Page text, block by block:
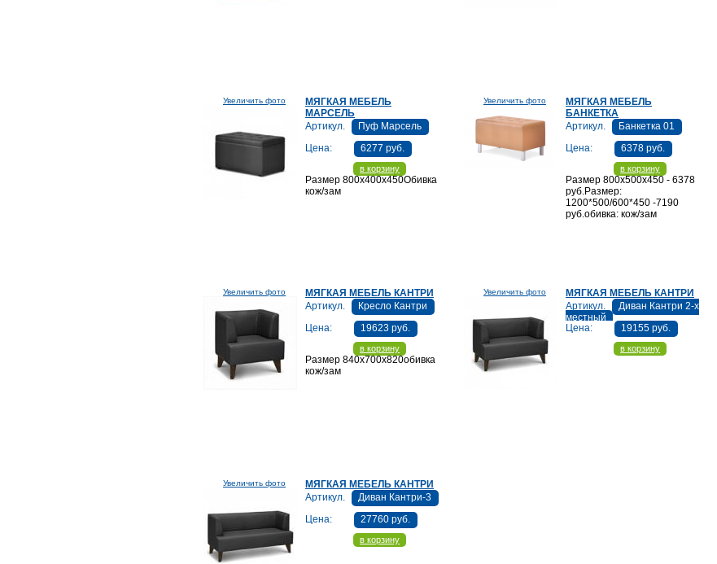
Увеличить фото
МЯГКАЯ МЕБЕЛЬ
МАРСЕЛЬ
Артикул.
Пуф Марсель
Цена:
6277 руб.
в корзину
Размер 800х400х450Обивка
кож/зам
Увеличить фото
МЯГКАЯ МЕБЕЛЬ
БАНКЕТКА
Артикул.
Банкетка 01
Цена:
6378 руб.
в корзину
Размер 800х500х450 - 6378
руб.Размер:
1200*500/600*450 -7190
руб.обивка: кож/зам
Увеличить фото
МЯГКАЯ МЕБЕЛЬ КАНТРИ
Артикул.
Кресло Кантри
Цена:
19623 руб.
в корзину
Размер 840х700х820обивка
кож/зам
Увеличить фото
МЯГКАЯ МЕБЕЛЬ КАНТРИ
Артикул.
Диван Кантри 2-х
местный
Цена:
19155 руб.
в корзину
Увеличить фото
МЯГКАЯ МЕБЕЛЬ КАНТРИ
Артикул.
Диван Кантри-3
Цена:
27760 руб.
в корзину